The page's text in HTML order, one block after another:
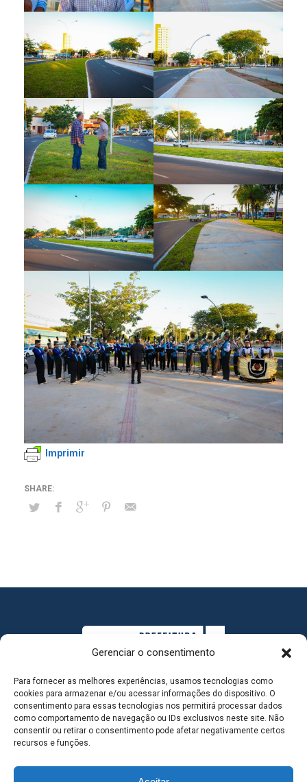
Gerenciar o consentimento
Para fornecer as melhores experiências, usamos tecnologias como
cookies para armazenar e/ou acessar informações do dispositivo. O
consentimento para essas tecnologias nos permitirá processar dados
como comportamento de navegação ou IDs exclusivos neste site. Não
consentir ou retirar o consentimento pode afetar negativamente certos
recursos e funções.
Imprimir
MAPA DO SITE